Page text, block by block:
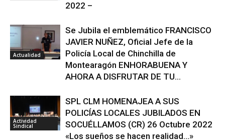
2022 –
Actualidad
Se Jubila el emblemático FRANCISCO
JAVIER NUÑEZ, Oficial Jefe de la
Policía Local de Chinchilla de
Montearagón ENHORABUENA Y
AHORA A DISFRUTAR DE TU...
Actividad
Sindical
SPL CLM HOMENAJEA A SUS
POLICÍAS LOCALES JUBILADOS EN
SOCUÉLLAMOS (CR) 26 Octubre 2022
«Los sueños se hacen realidad…»